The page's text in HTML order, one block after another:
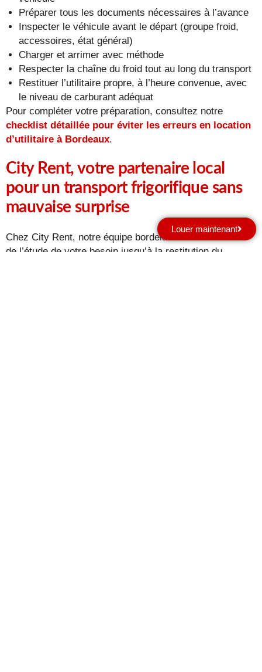
Préparer tous les documents nécessaires à l’avance
Inspecter le véhicule avant le départ (groupe froid,
accessoires, état général)
Charger et arrimer avec méthode
Respecter la chaîne du froid tout au long du transport
Restituer l’utilitaire propre, à l’heure convenue, avec
le niveau de carburant adéquat
Pour compléter votre préparation, consultez notre
checklist détaillée pour éviter les erreurs en location
d’utilitaire à Bordeaux
City Rent, votre partenaire local
pour un transport frigorifique sans
mauvaise surprise
Chez City Rent, notre équipe bordelaise vous conseille
de l’étude de votre besoin jusqu’à la restitution du
Louer maintenant